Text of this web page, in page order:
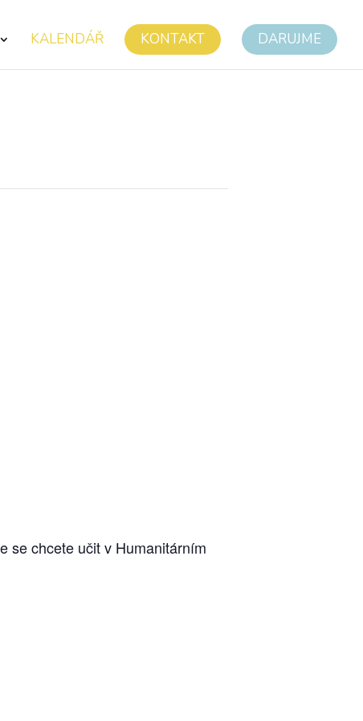
KALENDÁŘ KONTAKT DARUJME
se chcete učit v Humanitárním